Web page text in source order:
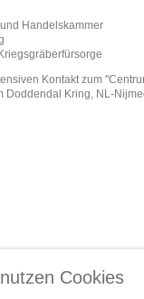
Handelskammer
Kontakt zum
Doddendal Kring, NL-
Umsetzung & Realisation:
Cookies